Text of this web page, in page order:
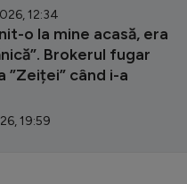
12:34
o la mine acasă, era
Brokerul fugar
când i-a
19:59